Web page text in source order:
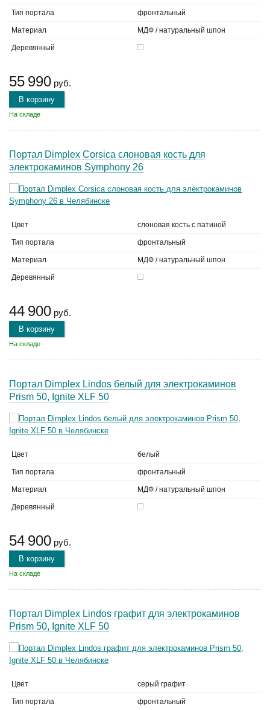
Тип портала фронтальный
Материал МДФ / натуральный шпон
Деревянный
55 990 руб.
В корзину
На складе
Портал Dimplex Corsica слоновая кость для
электрокаминов Symphony 26
Цвет слоновая кость с патиной
Тип портала фронтальный
Материал МДФ / натуральный шпон
Деревянный
44 900 руб.
В корзину
На складе
Портал Dimplex Lindos белый для электрокаминов
Prism 50, Ignite XLF 50
Цвет белый
Тип портала фронтальный
Материал МДФ / натуральный шпон
Деревянный
54 900 руб.
В корзину
На складе
Портал Dimplex Lindos графит для электрокаминов
Prism 50, Ignite XLF 50
Цвет серый графит
Тип портала фронтальный